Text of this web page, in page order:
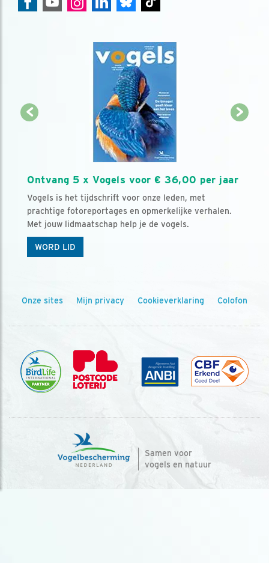
Ontvang 5 x Vogels voor € 36,00 per jaar
Vogels is het tijdschrift voor onze leden, met
prachtige fotoreportages en opmerkelijke verhalen.
Met jouw lidmaatschap help je de vogels.
WORD LID
Onze sites Mijn privacy Cookieverklaring Colofon
Samen voor
vogels en natuur